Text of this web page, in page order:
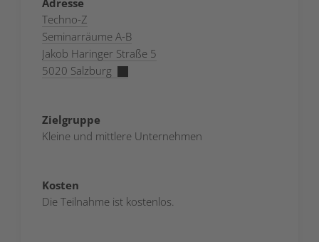
Techno-Z
​​Seminarräume A-B
Jakob Haringer Straße 5
5020 Salzburg​
Zielgruppe
Kleine und mittlere Unternehmen
Kosten
Die Teilnahme ist kostenlos.